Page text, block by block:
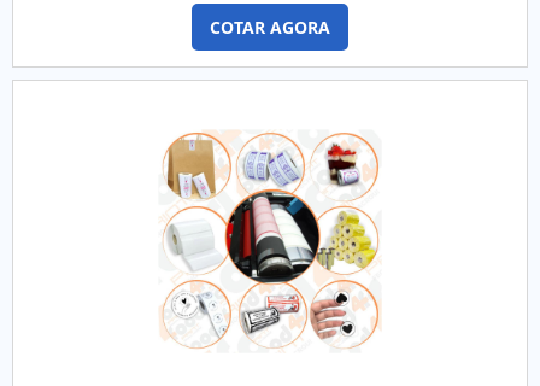
se destaque por um bom suporte pré-venda e tenha ampla
experiência no ramo.MAIS DETALHES INTERESSANTES
SOBRE RÓTULOS ADESIVOSQuem precisa de rótulos
adesivos em uma empresa comprometida com seus
COTAR AGORA